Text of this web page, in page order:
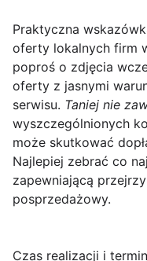
Praktyczna
oferty lokalnych firm
poproś o zdjęcia
oferty z jasnymi
serwisu. Taniej nie
wyszczególnionych
może skutkować
Najlepiej zebrać co
zapewniającą
posprzedażowy.
Czas realizacji i